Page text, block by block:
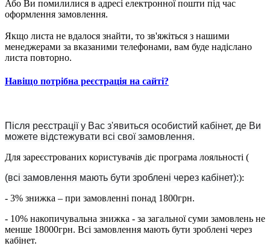
Або Ви помилилися в адресі електронної пошти під час
оформлення замовлення.
Якщо листа не вдалося знайти, то зв'яжіться з нашими
менеджерами за вказаними телефонами, вам буде надіслано
листа повторно.
Навіщо потрібна реєстрація на сайті?
Після реєстрації у Вас з'явиться особистий кабінет, де Ви
можете відстежувати всі свої замовлення.
Для зареєстрованих користувачів діє програма лояльності (
(всі замовлення мають бути зроблені через кабінет):):
- 3% знижка – при замовленні понад 1800грн.
- 10% накопичувальна знижка - за загальної суми замовлень не
менше 18000грн. Всі замовлення мають бути зроблені через
кабінет.